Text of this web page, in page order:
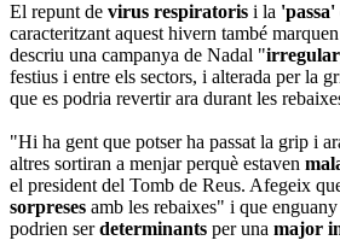
El repunt de virus respiratoris i la 'passa'
caracteritzant aquest hivern també
descriu una campanya de Nadal "irregular
festius i entre els sectors, i alterada per la
que es podria revertir ara durant les
"Hi ha gent que potser ha passat la grip i
altres sortiran a menjar perquè estaven
el president del Tomb de Reus. Afegeix
sorpreses amb les rebaixes" i que enguany
podrien serdeterminants per una major